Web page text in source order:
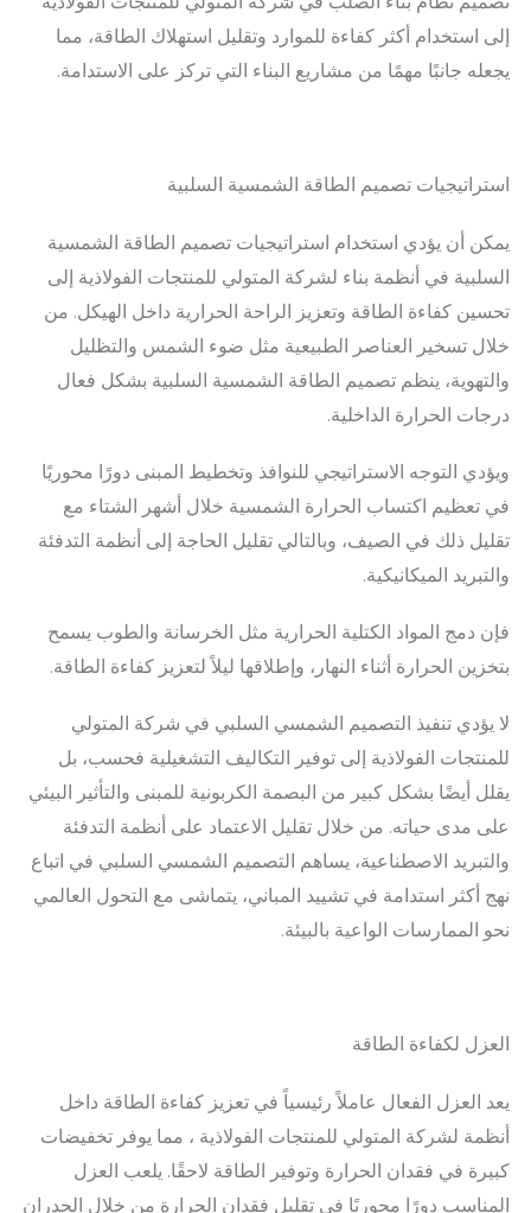
إلى استخدام أكثر كفاءة للموارد وتقليل استهلاك الطاقة، مما
يجعله جانبًا مهمًا من مشاريع البناء التي تركز على الاستدامة.
استراتيجيات تصميم الطاقة الشمسية السلبية
يمكن أن يؤدي استخدام استراتيجيات تصميم الطاقة الشمسية
السلبية في أنظمة بناء لشركة المتولي للمنتجات الفولاذية إلى
تحسين كفاءة الطاقة وتعزيز الراحة الحرارية داخل الهيكل. من
خلال تسخير العناصر الطبيعية مثل ضوء الشمس والتظليل
والتهوية، ينظم تصميم الطاقة الشمسية السلبية بشكل فعال
درجات الحرارة الداخلية.
ويؤدي التوجه الاستراتيجي للنوافذ وتخطيط المبنى دورًا محوريًا
في تعظيم اكتساب الحرارة الشمسية خلال أشهر الشتاء مع
تقليل ذلك في الصيف، وبالتالي تقليل الحاجة إلى أنظمة التدفئة
والتبريد الميكانيكية.
فإن دمج المواد الكتلية الحرارية مثل الخرسانة والطوب يسمح
بتخزين الحرارة أثناء النهار، وإطلاقها ليلاً لتعزيز كفاءة الطاقة.
لا يؤدي تنفيذ التصميم الشمسي السلبي في شركة المتولي
للمنتجات الفولاذية إلى توفير التكاليف التشغيلية فحسب، بل
يقلل أيضًا بشكل كبير من البصمة الكربونية للمبنى والتأثير البيئي
على مدى حياته. من خلال تقليل الاعتماد على أنظمة التدفئة
والتبريد الاصطناعية، يساهم التصميم الشمسي السلبي في اتباع
نهج أكثر استدامة في تشييد المباني، يتماشى مع التحول العالمي
نحو الممارسات الواعية بالبيئة.
العزل لكفاءة الطاقة
يعد العزل الفعال عاملاً رئيسياً في تعزيز كفاءة الطاقة داخل
أنظمة لشركة المتولي للمنتجات الفولاذية ، مما يوفر تخفيضات
كبيرة في فقدان الحرارة وتوفير الطاقة لاحقًا. يلعب العزل
المناسب دورًا محوريًا في تقليل فقدان الحرارة من خلال الجدران